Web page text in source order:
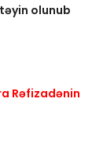
olunub
Rəfizadənin